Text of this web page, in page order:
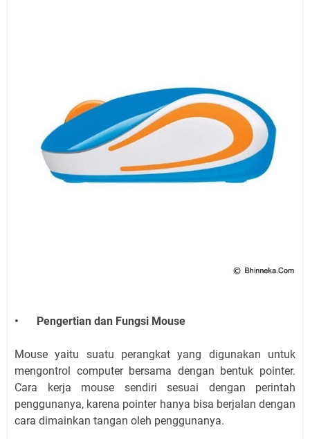
• Pengertian dan Fungsi Mouse
Mouse yaitu suatu perangkat yang digunakan untuk
mengontrol computer bersama dengan bentuk pointer.
Cara kerja mouse sendiri sesuai dengan perintah
penggunanya, karena pointer hanya bisa berjalan dengan
cara dimainkan tangan oleh penggunanya.